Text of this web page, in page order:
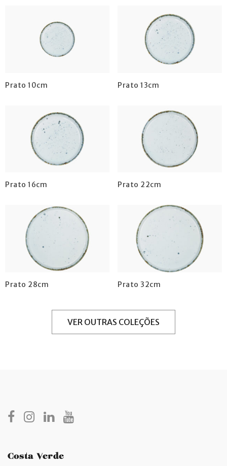
Prato 10cm Prato 13cm
Prato 16cm Prato 22cm
Prato 28cm Prato 32cm
VER OUTRAS COLEÇÕES
Costa Verde